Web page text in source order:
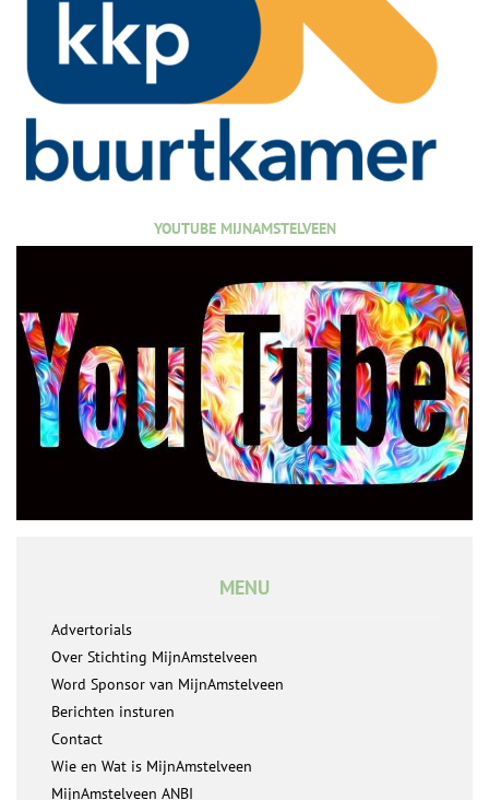
YOUTUBE MIJNAMSTELVEEN
MENU
Advertorials
Over Stichting MijnAmstelveen
Word Sponsor van MijnAmstelveen
Berichten insturen
Contact
Wie en Wat is MijnAmstelveen
MijnAmstelveen ANBI